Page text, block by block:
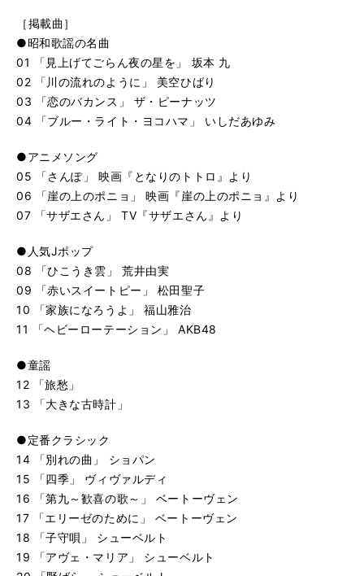
［掲載曲］
●昭和歌謡の名曲
01 「見上げてごらん夜の星を」 坂本 九
02 「川の流れのように」 美空ひばり
03 「恋のバカンス」 ザ・ピーナッツ
04 「ブルー・ライト・ヨコハマ」 いしだあゆみ
●アニメソング
05 「さんぽ」 映画『となりのトトロ』より
06 「崖の上のポニョ」 映画『崖の上のポニョ』より
07 「サザエさん」 TV『サザエさん』より
●人気Jポップ
08 「ひこうき雲」 荒井由実
09 「赤いスイートピー」 松田聖子
10 「家族になろうよ」 福山雅治
11 「ヘビーローテーション」 AKB48
●童謡
12 「旅愁」
13 「大きな古時計」
●定番クラシック
14 「別れの曲」 ショパン
15 「四季」 ヴィヴァルディ
16 「第九～歓喜の歌～」 ベートーヴェン
17 「エリーゼのために」 ベートーヴェン
18 「子守唄」 シューベルト
19 「アヴェ・マリア」 シューベルト